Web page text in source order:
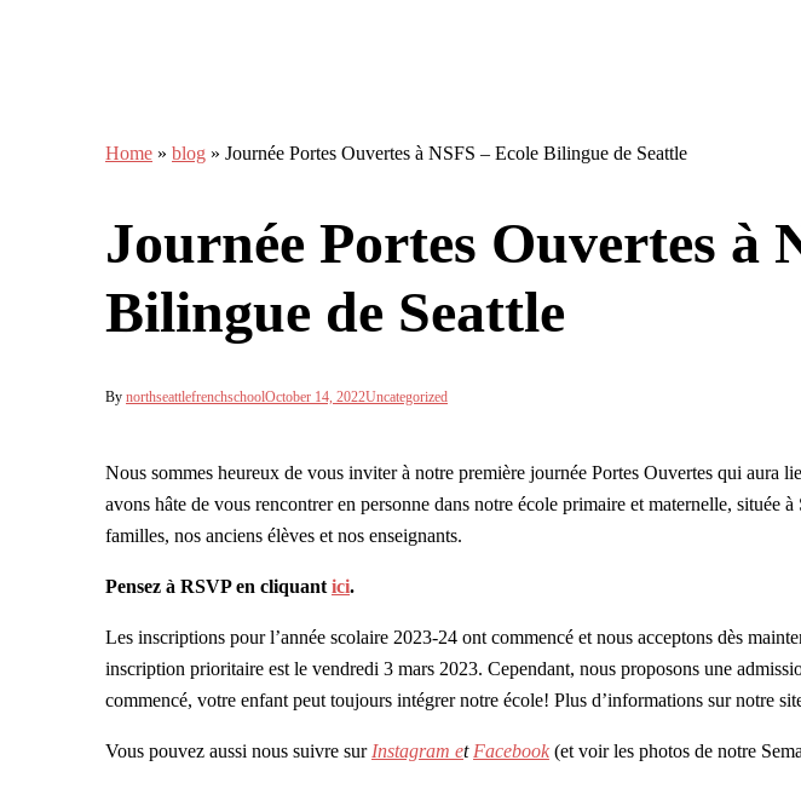
Home » blog » Journée Portes Ouvertes à NSFS – Ecole Bilingue de Seattle
Journée Portes Ouvertes à
Bilingue de Seattle
By northseattlefrenchschoolOctober 14, 2022Uncategorized
Nous sommes heureux de vous inviter à notre première journée Portes Ouvertes qui aura
avons hâte de vous rencontrer en personne dans notre école primaire et maternelle, située
familles, nos anciens élèves et nos enseignants.
Pensez à RSVP en cliquant ici.
Les inscriptions pour l’année scolaire 2023-24 ont commencé et nous acceptons dès
inscription prioritaire est le vendredi 3 mars 2023. Cependant, nous proposons une
commencé, votre enfant peut toujours intégrer notre école! Plus d’informations sur notre
Vous pouvez aussi nous suivre sur Instagram et Facebook (et voir les photos de notre